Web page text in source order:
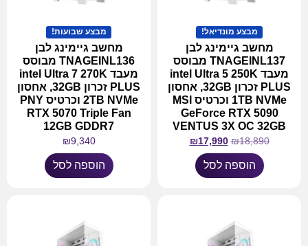
מבצע מונדיאל!
מחשב גיימינג לבן
TNAGEINL137 מבוסס
מעבד intel Ultra 5 250K
PLUS זכרון 32GB, אחסון
1TB NVMe וכרטיס MSI
GeForce RTX 5090
VENTUS 3X OC 32GB
₪18,890
₪17,990
הוספה לסל
מבצע שבועות!
מחשב גיימינג לבן
TNAGEINL136 מבוסס
מעבד intel Ultra 7 270K
PLUS זכרון 32GB, אחסון
2TB NVMe וכרטיס PNY
RTX 5070 Triple Fan
12GB GDDR7
₪9,340
הוספה לסל